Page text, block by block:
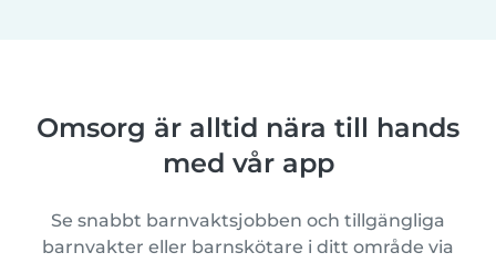
Omsorg är alltid nära till hands
med vår app
Se snabbt barnvaktsjobben och tillgängliga
barnvakter eller barnskötare i ditt område via